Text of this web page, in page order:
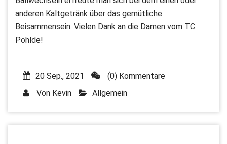
anderen Kaltgetränk über das gemütliche
Beisammensein. Vielen Dank an die Damen vom TC
Pöhlde!
20 Sep., 2021
(0) Kommentare
Von Kevin Allgemein